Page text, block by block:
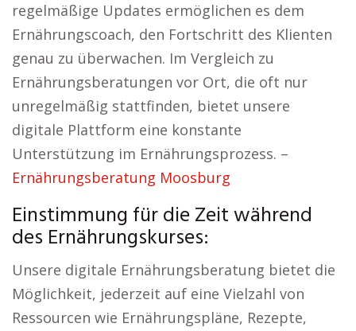
regelmäßige Updates ermöglichen es dem
Ernährungscoach, den Fortschritt des Klienten
genau zu überwachen. Im Vergleich zu
Ernährungsberatungen vor Ort, die oft nur
unregelmäßig stattfinden, bietet unsere
digitale Plattform eine konstante
Unterstützung im Ernährungsprozess. –
Ernährungsberatung Moosburg
Einstimmung für die Zeit während
des Ernährungskurses:
Unsere digitale Ernährungsberatung bietet die
Möglichkeit, jederzeit auf eine Vielzahl von
Ressourcen wie Ernährungspläne, Rezepte,